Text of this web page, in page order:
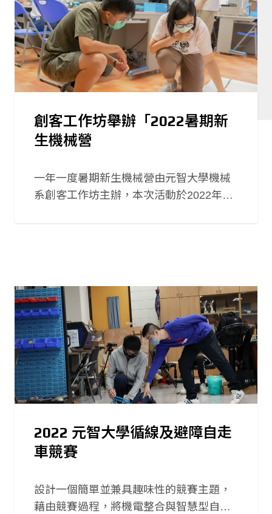
創客工作坊舉辦「2022暑期新
生機械營
一年一度暑期新生機械營由元智大學機械
系創客工作坊主辦，本次活動於2022年7
姐的經驗分享，認識機械系上一些課程規
劃及師資團隊。
2022 元智大學循線及避障自走
車競賽
設計一個簡單並兼具趣味性的競賽主題，
藉由競賽過程，將機電整合與智慧型自走